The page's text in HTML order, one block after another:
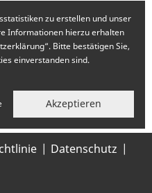
Datenschutz
zu erstellen und unser
Informationen hierzu erhalten
Bitte bestätigen Sie,
einverstanden sind.
Akzeptieren